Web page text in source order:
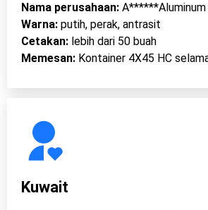
Nama perusahaan:A******Aluminum
Warna:putih, perak, antrasit
Cetakan: lebih dari 50 buah
Memesan:Kontainer 4X45 HC
Kuwait